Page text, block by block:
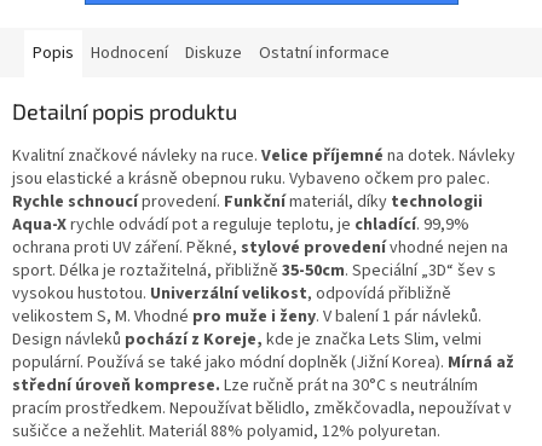
Popis Hodnocení Diskuze Ostatní informace
Detailní popis produktu
Kvalitní značkové návleky na ruce. Velice příjemné na dotek. Návleky
jsou elastické a krásně obepnou ruku. Vybaveno očkem pro palec.
Rychle schnoucíprovedení. Funkčnímateriál, díky technologii
Aqua-Xrychle odvádí pot a reguluje teplotu, je chladící. 99,9%
ochrana proti UV záření. Pěkné, stylové provedenívhodné nejen na
sport. Délka je roztažitelná, přibližně 35-50cm. Speciální „3D“ šev s
vysokou hustotou. Univerzální velikost, odpovídá přibližně
velikostem S, M. Vhodné pro muže i ženy. V balení 1 pár návleků.
Design návleků pochází z Koreje, kde je značka Lets Slim, velmi
populární. Používá se také jako módní doplněk (Jižní Korea). Mírná až
střední úroveň komprese. Lze ručně prát na 30°C s neutrálním
pracím prostředkem. Nepoužívat bělidlo, změkčovadla, nepoužívat v
sušičce a nežehlit. Materiál 88% polyamid, 12% polyuretan.